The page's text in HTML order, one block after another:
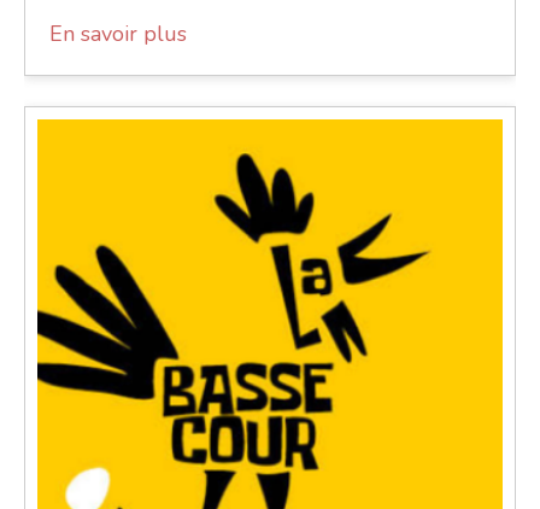
En savoir plus